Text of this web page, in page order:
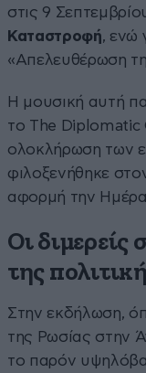
στις 9
Καταστροφή, ενώ
«Απελευθέρωση
Η μουσική αυτή
το The Diplomatic
ολοκλήρωση των
φιλοξενήθηκε
αφορμή την
Οι διμερείς
της
Στην εκδήλωση,
της Ρωσίας στην
το παρόν